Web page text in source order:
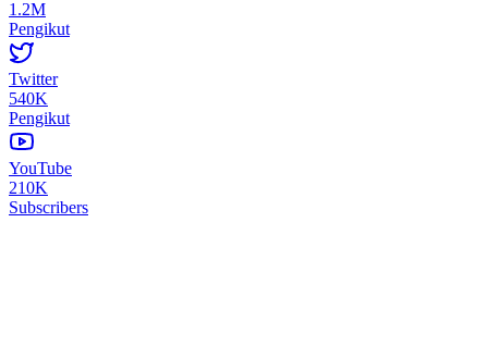
1.2M
Pengikut
Twitter
540K
Pengikut
YouTube
210K
Subscribers